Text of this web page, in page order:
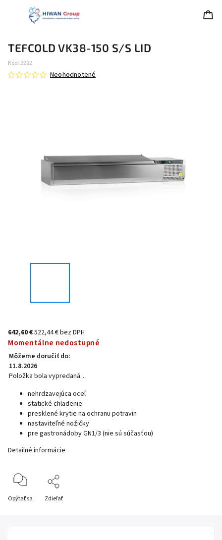
TEFCOLD VK38-150 S/S LID
Kód:2292
Neohodnotené
642,60 €522,44 € bez DPH
Momentálne nedostupné
Môžeme doručiť do:
11.8.2026
Položka bola vypredaná…
nehrdzavejúca oceľ
statické chladenie
presklené krytie na ochranu potravin
nastaviteľné nožičky
pre gastronádoby GN1/3 (nie sú súčasťou)
Detailné informácie
Opýtať sa Zdieľať